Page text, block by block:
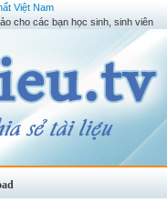
Việt Nam
cho các bạn học sinh, sinh viên